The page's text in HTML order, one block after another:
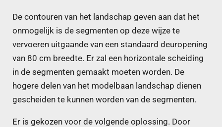
De contouren van het landschap geven aan dat het
onmogelijk is de segmenten op deze wijze te
vervoeren uitgaande van een standaard deuropening
van 80 cm breedte. Er zal een horizontale scheiding
in de segmenten gemaakt moeten worden. De
hogere delen van het modelbaan landschap dienen
gescheiden te kunnen worden van de segmenten.
Er is gekozen voor de volgende oplossing. Door